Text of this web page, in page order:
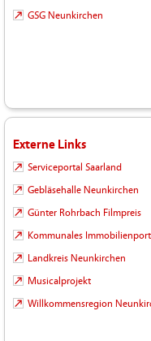
GSG Neunkirchen
Externe Links
Serviceportal Saarland
Gebläsehalle Neunkirchen
Günter Rohrbach Filmpreis
Kommunales
Landkreis Neunkirchen
Musicalprojekt
Willkommensregion